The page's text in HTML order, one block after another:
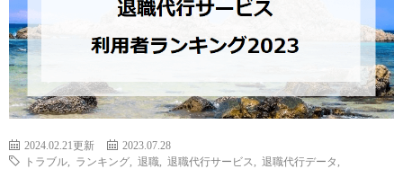
2024.02.21更新
2023.07.28
トラブル
ランキング 退職 退職代行サービス 退職代行データ